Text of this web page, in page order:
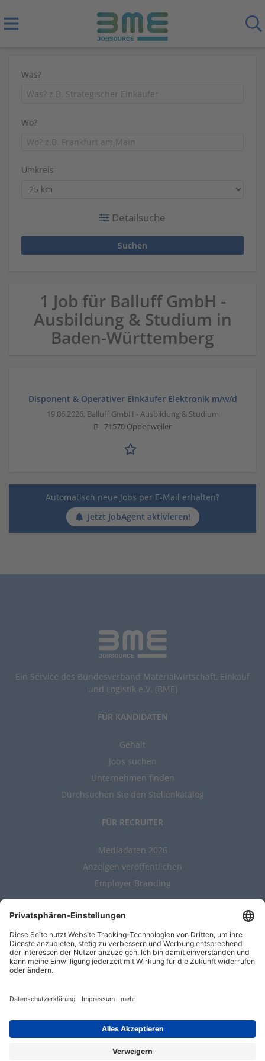
Was?
Wo?
Umkreis
Detailsuche
1 Job für Balluff GmbH -
Ausbildung & Studium in
Baden-Württemberg
Disponent & Operativer Einkäufer Elektronik m/w/d
19.06.2026, Balluff GmbH - Ausbildung & Studium
71570 Oppenweiler
Automatisch neue Jobs per E-Mail erhalten?
Jetzt JobAgent aktivieren!
Ein Service des Bundesverband Materialwirtschaft, Einkauf
und Logistik e.V. (BME)
FÜR KANDIDATEN
Gehalt
Jobs suchen
Unternehmen finden
Durchsuchen Sie den Stellenkatalog
FÜR RECRUITER
Mediadaten 2026
Anzeigen veröffentlichen
Employer Branding
ALLGEMEIN
Kontakt
AGBs